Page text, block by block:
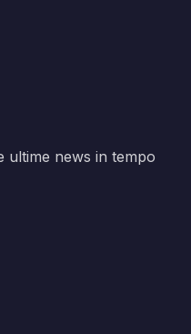
ultime news in tempo